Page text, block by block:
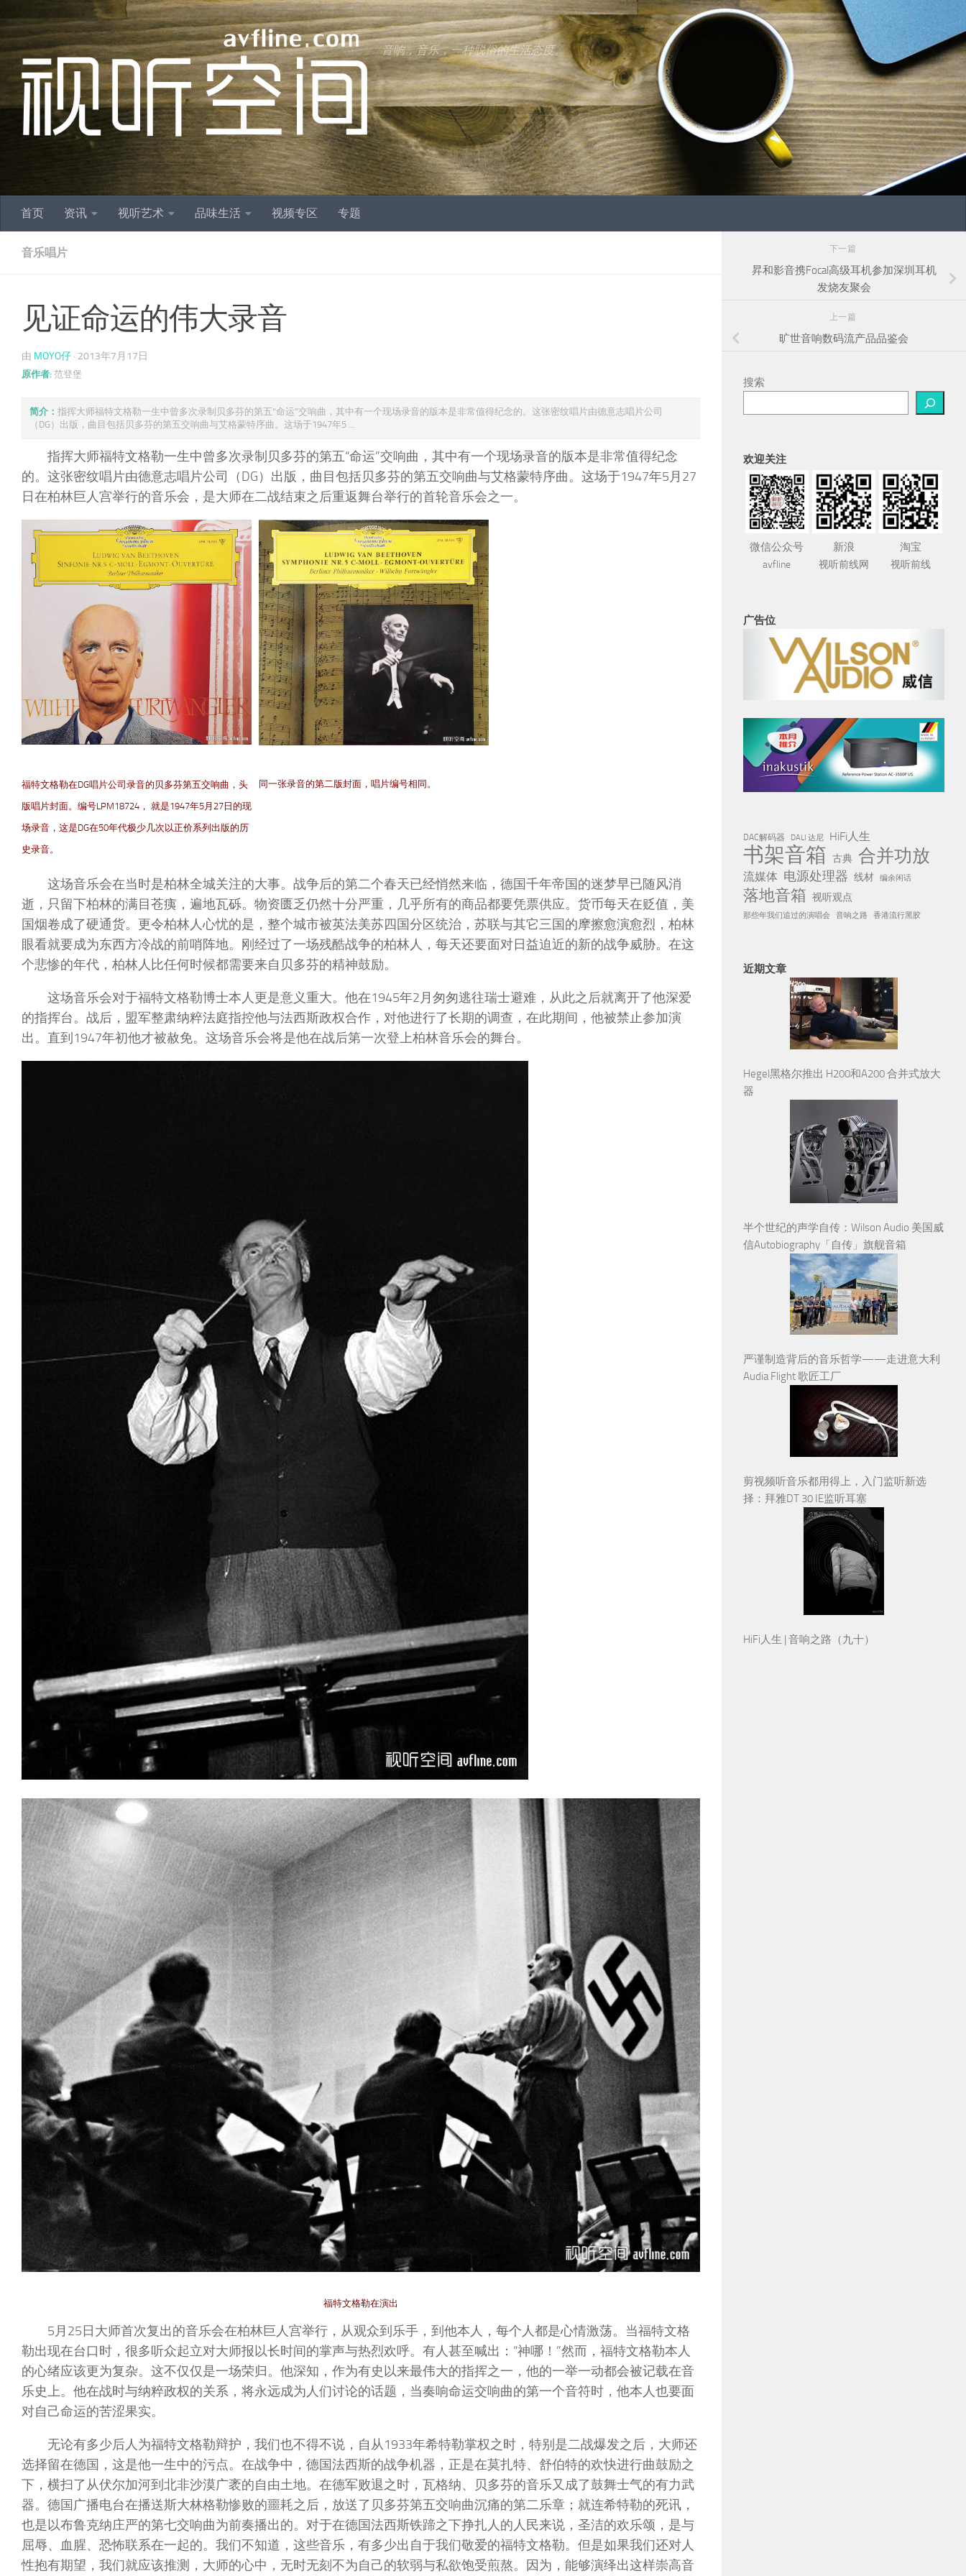
跳至内容
音响，音乐，一种脱俗的生活态度。
首页 资讯 视听艺术 品味生活 视频专区 专题
音乐唱片
见证命运的伟大录音
由 MOYO仔 · 2013年7月17日
原作者: 范登堡
简介： 指挥大师福特文格勒一生中曾多次录制贝多芬的第五“命运”交响曲，其中有一个现场录音的版本是非常值得纪念的。这张密纹唱片由德意志唱片公司
（DG）出版，曲目包括贝多芬的第五交响曲与艾格蒙特序曲。这场于1947年5 ...
指挥大师福特文格勒一生中曾多次录制贝多芬的第五“命运”交响曲，其中有一个现场录音的版本是非常值得纪念
的。这张密纹唱片由德意志唱片公司（DG）出版，曲目包括贝多芬的第五交响曲与艾格蒙特序曲。这场于1947年5月27
日在柏林巨人宫举行的音乐会，是大师在二战结束之后重返舞台举行的首轮音乐会之一。
福特文格勒在DG唱片公司录音的贝多芬第五交响曲，头
版唱片封面。编号LPM18724， 就是1947年5月27日的现
场录音，这是DG在50年代极少几次以正价系列出版的历
史录音。
同一张录音的第二版封面，唱片编号相同。
这场音乐会在当时是柏林全城关注的大事。战争后的第二个春天已经悄然来临，德国千年帝国的迷梦早已随风消
逝，只留下柏林的满目苍痍，遍地瓦砾。物资匮乏仍然十分严重，几乎所有的商品都要凭票供应。货币每天在贬值，美
国烟卷成了硬通货。更令柏林人心忧的是，整个城市被英法美苏四国分区统治，苏联与其它三国的摩擦愈演愈烈，柏林
眼看就要成为东西方冷战的前哨阵地。刚经过了一场残酷战争的柏林人，每天还要面对日益迫近的新的战争威胁。在这
个悲惨的年代，柏林人比任何时候都需要来自贝多芬的精神鼓励。
这场音乐会对于福特文格勒博士本人更是意义重大。他在1945年2月匆匆逃往瑞士避难，从此之后就离开了他深爱
的指挥台。战后，盟军整肃纳粹法庭指控他与法西斯政权合作，对他进行了长期的调查，在此期间，他被禁止参加演
出。直到1947年初他才被赦免。这场音乐会将是他在战后第一次登上柏林音乐会的舞台。
福特文格勒在演出
5月25日大师首次复出的音乐会在柏林巨人宫举行，从观众到乐手，到他本人，每个人都是心情激荡。当福特文格
勒出现在台口时，很多听众起立对大师报以长时间的掌声与热烈欢呼。有人甚至喊出：“神哪！”然而，福特文格勒本人
的心绪应该更为复杂。这不仅仅是一场荣归。他深知，作为有史以来最伟大的指挥之一，他的一举一动都会被记载在音
乐史上。他在战时与纳粹政权的关系，将永远成为人们讨论的话题，当奏响命运交响曲的第一个音符时，他本人也要面
对自己命运的苦涩果实。
无论有多少后人为福特文格勒辩护，我们也不得不说，自从1933年希特勒掌权之时，特别是二战爆发之后，大师还
选择留在德国，这是他一生中的污点。在战争中，德国法西斯的战争机器，正是在莫扎特、舒伯特的欢快进行曲鼓励之
下，横扫了从伏尔加河到北非沙漠广袤的自由土地。在德军败退之时，瓦格纳、贝多芬的音乐又成了鼓舞士气的有力武
器。德国广播电台在播送斯大林格勒惨败的噩耗之后，放送了贝多芬第五交响曲沉痛的第二乐章；就连希特勒的死讯，
也是以布鲁克纳庄严的第七交响曲为前奏播出的。对于在德国法西斯铁蹄之下挣扎人的人民来说，圣洁的欢乐颂，是与
屈辱、血腥、恐怖联系在一起的。我们不知道，这些音乐，有多少出自于我们敬爱的福特文格勒。但是如果我们还对人
性抱有期望，我们就应该推测，大师的心中，无时无刻不为自己的软弱与私欲饱受煎熬。因为，能够演绎出这样崇高音
下一篇
昇和影音携Focal高级耳机参加深圳耳机
发烧友聚会
上一篇
旷世音响数码流产品品鉴会
搜索
欢迎关注
微信公众号
avfline
新浪
视听前线网
淘宝
视听前线
广告位
DAC解码器 DALI 达尼 HiFi人生
书架音箱 古典 合并功放
流媒体 电源处理器 线材 编余闲话
落地音箱 视听观点
那些年我们追过的演唱会 音响之路 香港流行黑胶
近期文章
Hegel黑格尔推出 H200和A200 合并式放大
器
半个世纪的声学自传：Wilson Audio 美国威
信Autobiography「自传」旗舰音箱
严谨制造背后的音乐哲学——走进意大利
Audia Flight 歌匠工厂
剪视频听音乐都用得上，入门监听新选
择：拜雅DT 30 IE监听耳塞
HiFi人生 | 音响之路（九十）